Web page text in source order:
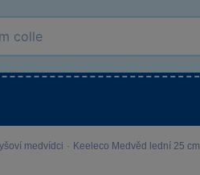
medvídci · Keeleco Medvěd lední 25 cm